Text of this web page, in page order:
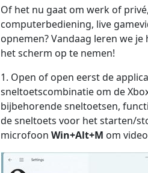
Of het nu gaat om werk of
computerbediening, live
opnemen? Vandaag leren we
het scherm op te nemen!
1. Open of open eerst de
sneltoetscombinatie om de
bijbehorende sneltoetsen,
de sneltoets voor het starten/
microfoon Win+Alt+M om